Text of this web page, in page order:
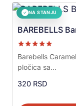
✓ NA STANJU
BAREBELLS
Ocenjeno sa
5.00
od 5
Barebells
pločica sa...
320 RSD